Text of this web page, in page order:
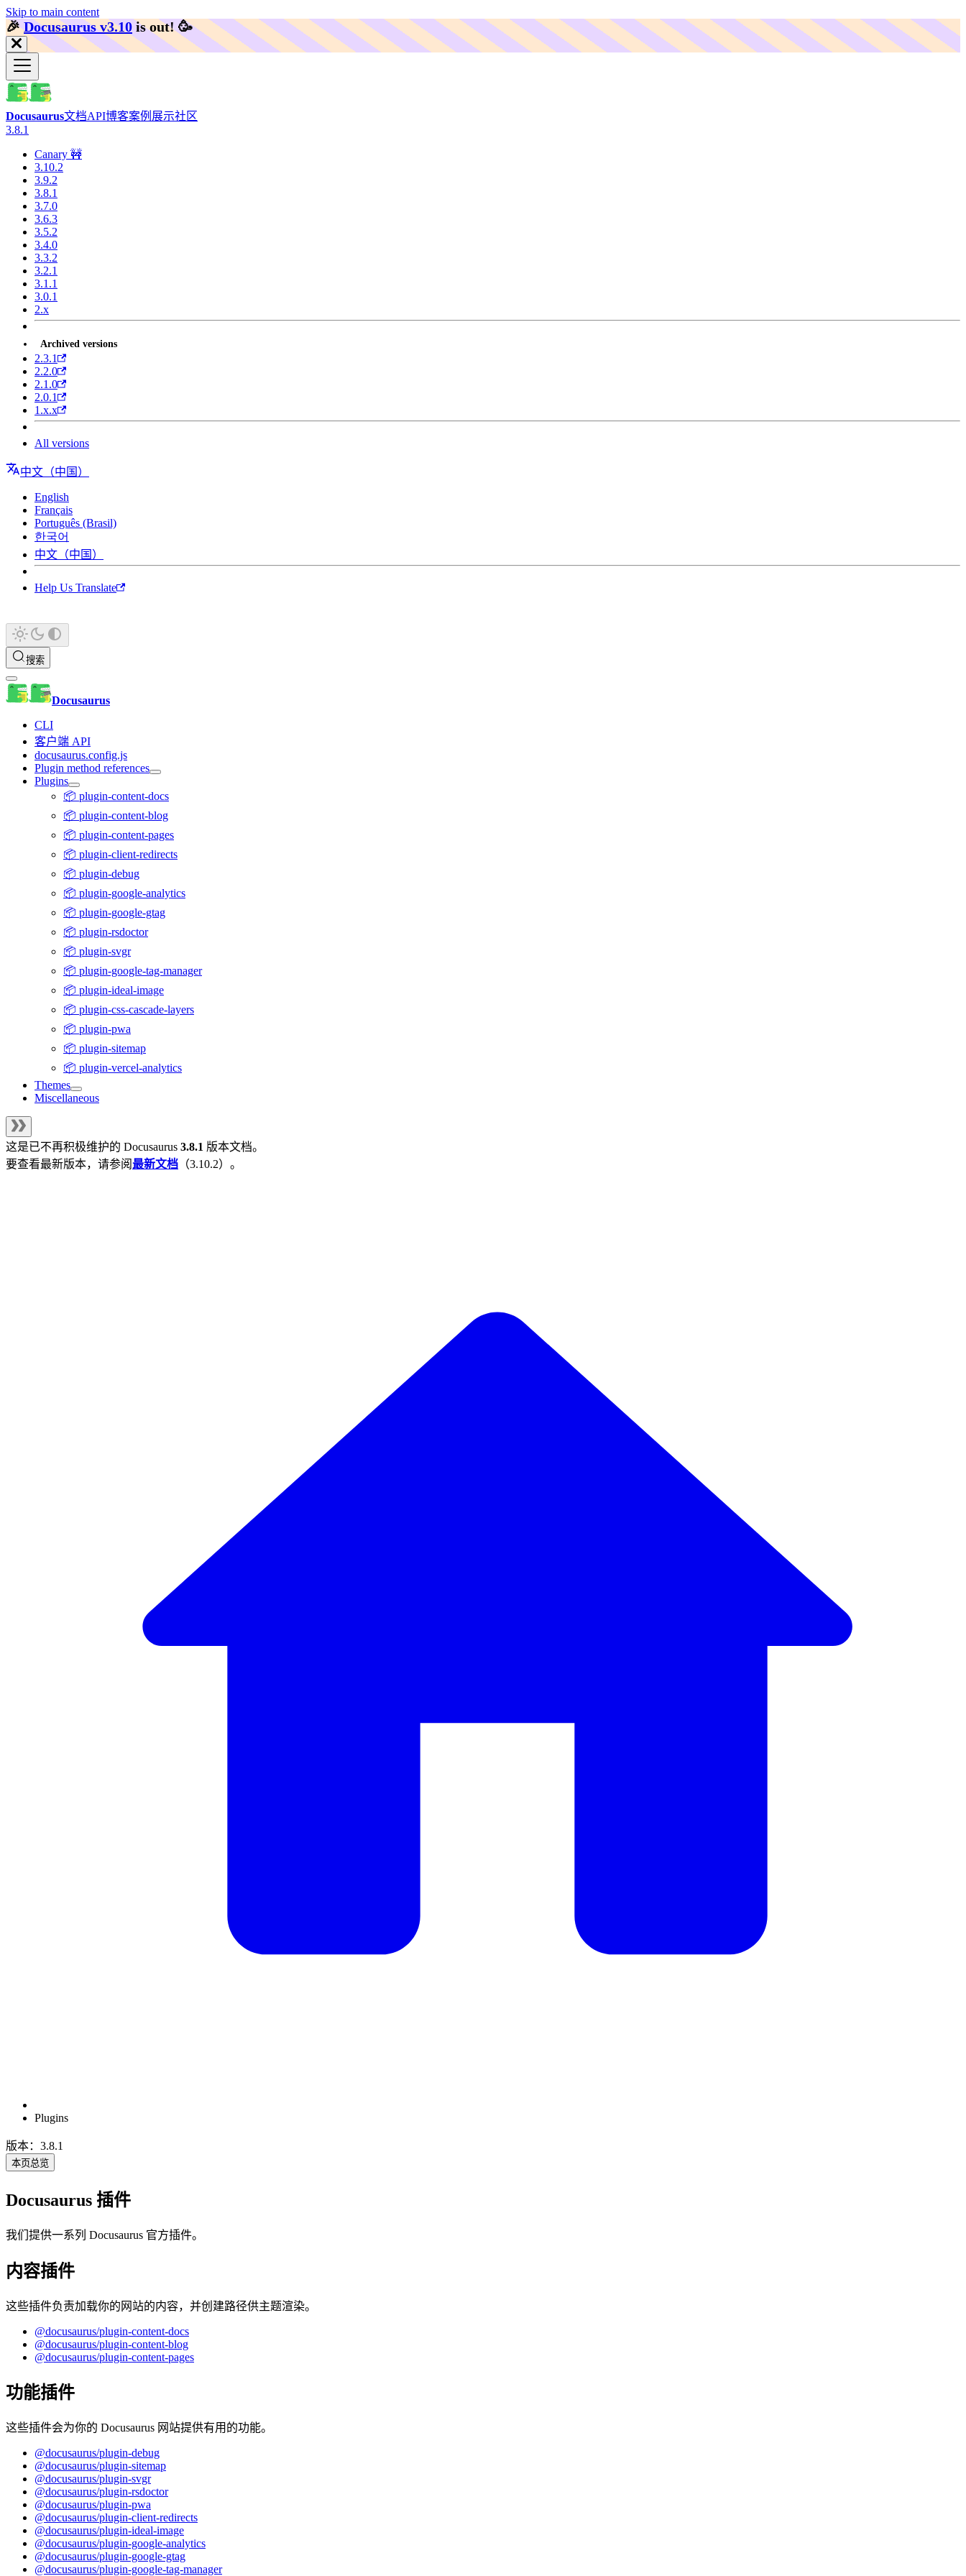
Skip to main content
🎉️Docusaurus v3.10 is out! 🥳️
Docusaurus文档API博客案例展示社区
3.8.1
Canary 🚧
3.10.2
3.9.2
3.8.1
3.7.0
3.6.3
3.5.2
3.4.0
3.3.2
3.2.1
3.1.1
3.0.1
2.x
Archived versions
2.3.1
2.2.0
2.1.0
2.0.1
1.x.x
All versions
中文（中国）
English
Français
Português (Brasil)
한국어
中文（中国）
Help Us Translate
搜索
Docusaurus
CLI
客户端 API
docusaurus.config.js
Plugin method references
Plugins
📦 plugin-content-docs
📦 plugin-content-blog
📦 plugin-content-pages
📦 plugin-client-redirects
📦 plugin-debug
📦 plugin-google-analytics
📦 plugin-google-gtag
📦 plugin-rsdoctor
📦 plugin-svgr
📦 plugin-google-tag-manager
📦 plugin-ideal-image
📦 plugin-css-cascade-layers
📦 plugin-pwa
📦 plugin-sitemap
📦 plugin-vercel-analytics
Themes
Miscellaneous
这是已不再积极维护的 Docusaurus 3.8.1 版本文档。
要查看最新版本，请参阅最新文档 （3.10.2）。
Plugins
版本：3.8.1
本页总览
Docusaurus 插件
我们提供一系列 Docusaurus 官方插件。
内容插件
这些插件负责加载你的网站的内容，并创建路径供主题渲染。
@docusaurus/plugin-content-docs
@docusaurus/plugin-content-blog
@docusaurus/plugin-content-pages
功能插件
这些插件会为你的 Docusaurus 网站提供有用的功能。
@docusaurus/plugin-debug
@docusaurus/plugin-sitemap
@docusaurus/plugin-svgr
@docusaurus/plugin-rsdoctor
@docusaurus/plugin-pwa
@docusaurus/plugin-client-redirects
@docusaurus/plugin-ideal-image
@docusaurus/plugin-google-analytics
@docusaurus/plugin-google-gtag
@docusaurus/plugin-google-tag-manager